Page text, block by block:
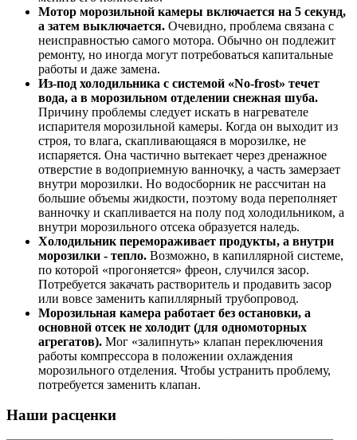
Мотор морозильной камеры включается на 5 секунд,
а затем выключается. Очевидно, проблема связана с
неисправностью самого мотора. Обычно он подлежит
ремонту, но иногда могут потребоваться капитальные
работы и даже замена.
Из-под холодильника с системой «No-frost» течет
вода, а в морозильном отделении снежная шуба.
Причину проблемы следует искать в нагревателе
испарителя морозильной камеры. Когда он выходит из
строя, то влага, скапливающаяся в морозилке, не
испаряется. Она частично вытекает через дренажное
отверстие в водоприемную ванночку, а часть замерзает
внутри морозилки. Но водосборник не рассчитан на
большие объемы жидкости, поэтому вода переполняет
ванночку и скапливается на полу под холодильником, а
внутри морозильного отсека образуется наледь.
Холодильник перемораживает продукты, а внутри
морозилки - тепло. Возможно, в капиллярной системе,
по которой «прогоняется» фреон, случился засор.
Потребуется закачать растворитель и продавить засор
или вовсе заменить капиллярный трубопровод.
Морозильная камера работает без остановки, а
основной отсек не холодит (для одномоторных
агрегатов). Мог «залипнуть» клапан переключения
работы компрессора в положении охлаждения
морозильного отделения. Чтобы устранить проблему,
потребуется заменить клапан.
Наши расценки